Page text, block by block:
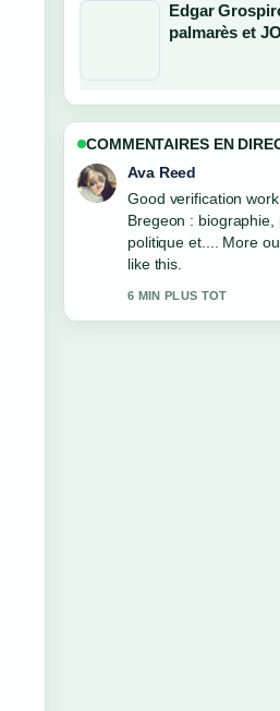
Edgar
palmarès et
COMMENTAIRES EN
Jonas Berg
Strong breakdown on
: biographie, vie
the clearest summary
today.
8 MIN PLUS TOT